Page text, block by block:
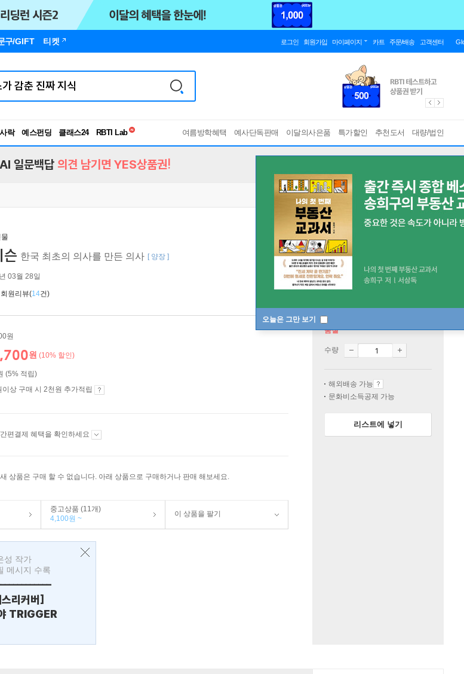
구/GIFT 티켓 로그인 회원가입 마이페이지 카트 주문/배송 고객센터
사락 예스펀딩 클래스24
RBTI Lab
독서유형검사
여름방학혜택 예사단독판매 이달의사은품 특가할인 추천도서 대량/법인
오늘은 그만 보기
AI 일문백답 의견 남기면 YES상품권!
슨 한국 최초의 의사를 만든 의사 [ 양장 ]
03월 28일
회원리뷰(14건)
원
원 (10% 할인)
(5% 적립)
이상 구매 시 2천원 추가적립
편결제 혜택을 확인하세요
상품은 구매 할 수 없습니다. 아래 상품으로 구매하거나 판매 해보세요.
중고상품 (11개)
4,100원 ~
이 상품을 팔기
성 작가
메시지 수록
리커버]
TRIGGER
품절
수량
해외배송 가능
문화비소득공제 가능
리스트에 넣기